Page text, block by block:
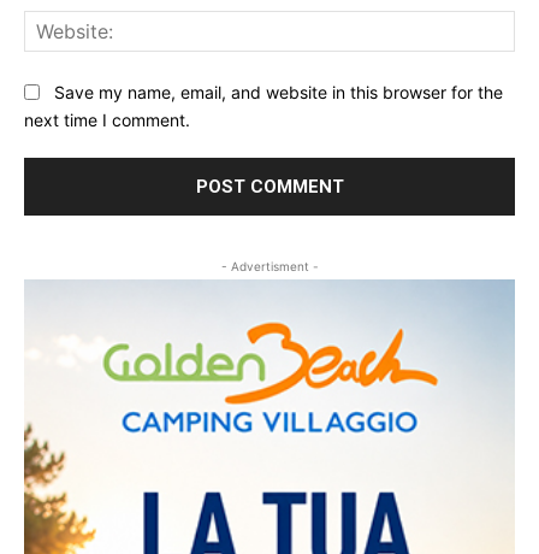
Save my name, email, and website in this browser for the
next time I comment.
- Advertisment -